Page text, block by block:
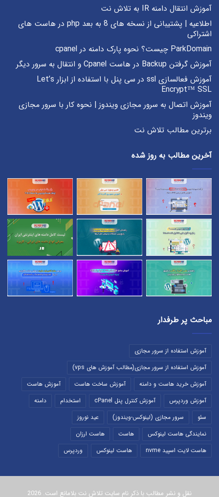
آموزش انتقال دامنه IR به تلاش نت
اطلاعیه | پشتیبانی از نسخه های 8 به بعد php در هاست های
اشتراکی
ParkDomain چیست؟ نحوه پارک دامنه در cpanel
آموزش گرفتن Backup در هاست Cpanel و انتقال به سرور دیگر
آموزش فعالسازی ssl در سی پنل با استفاده از ابزار Let’s
Encrypt™ SSL
آموزش اتصال به سرور مجازی ویندوز | نحوه کار با سرور مجازی
ویندوز
برترین مطالب تلاش نت
آخرین مطالب به روز شده
مباحث پر طرفدار
آموزش استفاده از سرور مجازی
آموزش استفاده از سرور مجازی(مطالب آموزش های vps)
آموزش خرید هاست و دامنه
آموزش ساخت هاست
آموزش هاست
آموزش وردپرس
آموزش کنترل پنل cPanel استخدام
دامنه
سئو
سرور مجازی (لینوکس-ویندوز)
عید نوروز
نمایندگی هاست لینوکس
هاست
هاست ارزان
هاست لایت اسپید nvme
هاست لینوکس وردپرس
نقل و نشر مطالب با ذکر نام سایت تلاش نت بلامانع است. 2026